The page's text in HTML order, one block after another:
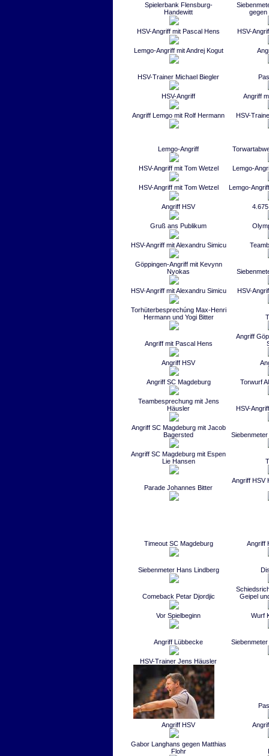
Spielerbank Flensburg-
Handewitt
gegen
HSV-Angriff mit Pascal Hens HSV-
Lemgo-Angriff mit Andrej Kogut
HSV-Trainer Michael Biegler
HSV-Angriff Angriff
Angriff Lemgo mit Rolf Hermann HSV-
Lemgo-Angriff
HSV-Angriff mit Tom Wetzel Lemgo-
HSV-Angriff mit Tom Wetzel Lemgo-
Angriff HSV
Gruß ans Publikum
HSV-Angriff mit Alexandru Simicu
Göppingen-Angriff mit Kevynn
Nyokas
HSV-Angriff mit Alexandru Simicu HSV-
Torhüterbesprechúng Max-Henri
Hermann und Yogi Bitter
Angriff mit Pascal Hens
Angriff
Angriff HSV
Angriff SC Magdeburg Torwurf
Teambesprechung mit Jens
Häusler
HSV-
Angriff SC Magdeburg mit Jacob
Bagersted
Angriff SC Magdeburg mit Espen
Lie Hansen
Parade Johannes Bitter
Angriff HSV
Timeout SC Magdeburg Angriff
Siebenmeter Hans Lindberg
Comeback Petar Djordjic
Geipel
Vor Spielbeginn Wurf
Angriff Lübbecke
HSV-Trainer Jens Häusler
Angriff HSV
Gabor Langhans gegen Matthias
Flohr